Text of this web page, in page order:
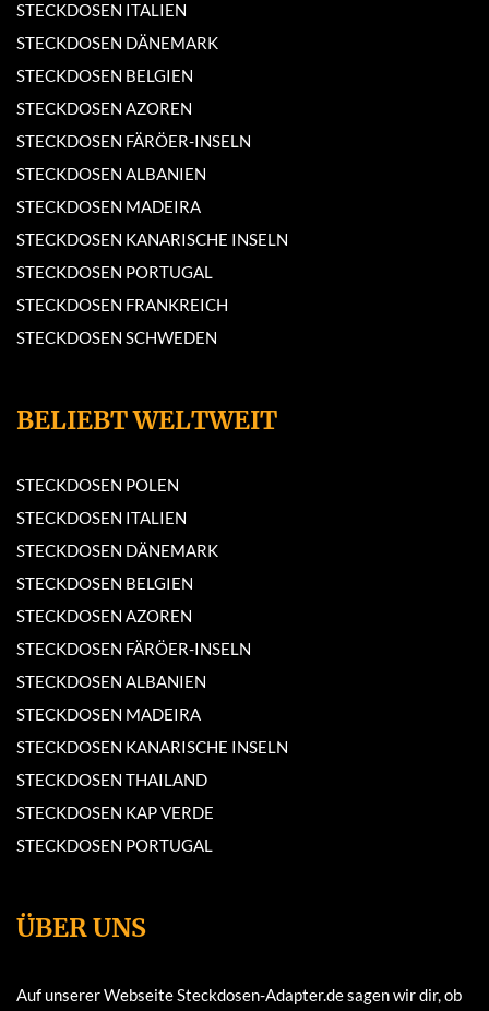
STECKDOSEN ITALIEN
STECKDOSEN DÄNEMARK
STECKDOSEN BELGIEN
STECKDOSEN AZOREN
STECKDOSEN FÄRÖER-INSELN
STECKDOSEN ALBANIEN
STECKDOSEN MADEIRA
STECKDOSEN KANARISCHE INSELN
STECKDOSEN PORTUGAL
STECKDOSEN FRANKREICH
STECKDOSEN SCHWEDEN
BELIEBT WELTWEIT
STECKDOSEN POLEN
STECKDOSEN ITALIEN
STECKDOSEN DÄNEMARK
STECKDOSEN BELGIEN
STECKDOSEN AZOREN
STECKDOSEN FÄRÖER-INSELN
STECKDOSEN ALBANIEN
STECKDOSEN MADEIRA
STECKDOSEN KANARISCHE INSELN
STECKDOSEN THAILAND
STECKDOSEN KAP VERDE
STECKDOSEN PORTUGAL
ÜBER UNS
Auf unserer Webseite Steckdosen-Adapter.de sagen wir dir, ob